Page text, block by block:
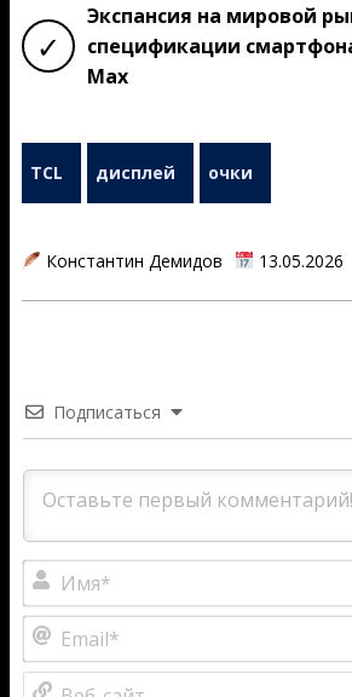
✓
Экспансия на мировой
спецификации
Max
TCL дисплей очки
Константин Демидов 13.05.2026
Подписаться